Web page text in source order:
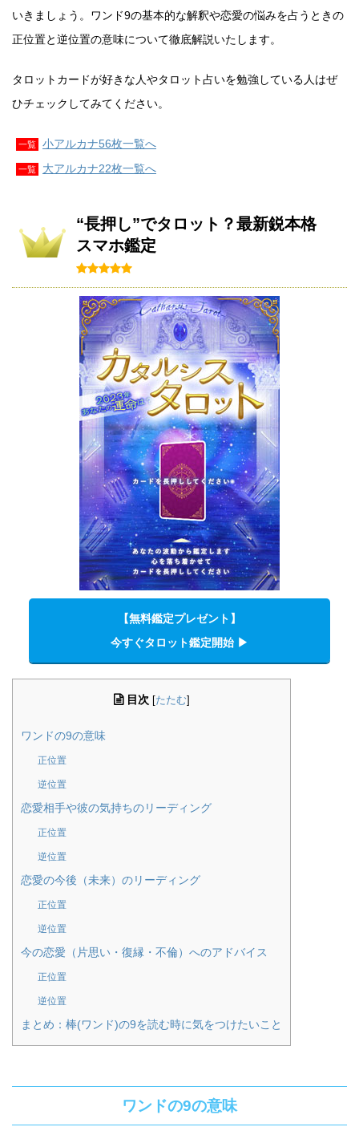
いきましょう。ワンド9の基本的な解釈や恋愛の悩みを占うときの
正位置と逆位置の意味について徹底解説いたします。
タロットカードが好きな人やタロット占いを勉強している人はぜ
ひチェックしてみてください。
一覧 小アルカナ56枚一覧へ
一覧 大アルカナ22枚一覧へ
“長押し”でタロット？最新鋭本格
スマホ鑑定
【無料鑑定プレゼント】
今すぐタロット鑑定開始 ▶︎
目次 たたむ
ワンドの9の意味
正位置
逆位置
恋愛相手や彼の気持ちのリーディング
正位置
逆位置
恋愛の今後（未来）のリーディング
正位置
逆位置
今の恋愛（片思い・復縁・不倫）へのアドバイス
正位置
逆位置
まとめ：棒(ワンド)の9を読む時に気をつけたいこと
ワンドの9の意味